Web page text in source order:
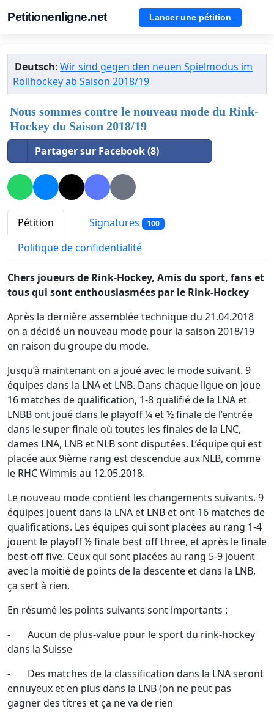
Petitionenligne.net Lancer une pétition
Deutsch:Wir sind gegen den neuen Spielmodus im
Rollhockey ab Saison 2018/19
Nous sommes contre le nouveau mode du Rink-
Hockey du Saison 2018/19
Partager sur Facebook (8)
Pétition Signatures 100
Politique de confidentialité
Chers joueurs de Rink-Hockey, Amis du sport, fans et
tous qui sont enthousiasmées par le Rink-Hockey
Après la dernière assemblée technique du 21.04.2018
on a décidé un nouveau mode pour la saison 2018/19
en raison du groupe du mode.
Jusqu’à maintenant on a joué avec le mode suivant. 9
équipes dans la LNA et LNB. Dans chaque ligue on joue
16 matches de qualification, 1-8 qualifié de la LNA et
LNBB ont joué dans le playoff ¼ et ½ finale de l’entrée
dans le super finale où toutes les finales de la LNC,
dames LNA, LNB et NLB sont disputées. L’équipe qui est
placée aux 9ième rang est descendue aux NLB, comme
le RHC Wimmis au 12.05.2018.
Le nouveau mode contient les changements suivants. 9
équipes jouent dans la LNA et LNB et ont 16 matches de
qualifications. Les équipes qui sont placées au rang 1-4
jouent le playoff ½ finale best off three, et après le finale
best-off five. Ceux qui sont placées au rang 5-9 jouent
avec la moitié de points de la descente et dans la LNB,
ça sert à rien.
En résumé les points suivants sont importants :
- Aucun de plus-value pour le sport du rink-hockey
dans la Suisse
- Des matches de la classification dans la LNA seront
ennuyeux et en plus dans la LNB (on ne peut pas
gagner des titres et ça ne va de rien